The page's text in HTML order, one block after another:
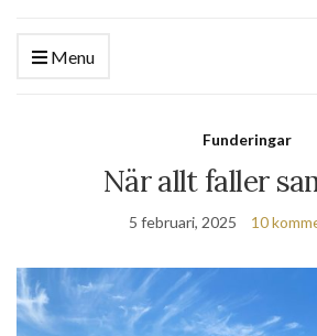
Menu
Funderingar
När allt faller
5 februari, 2025 10